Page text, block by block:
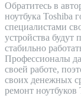
Обратитесь в
ноутбука Toshiba
специалистами
устройства будут
стабильно
Профессионалы
своей работе,
своих денежных
ремонт